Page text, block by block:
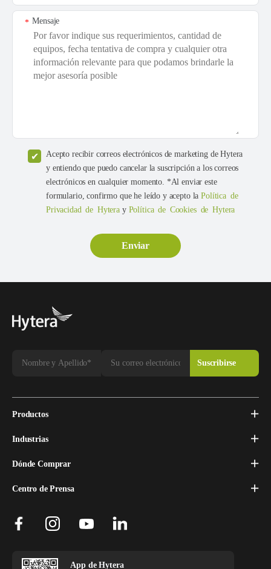
Mensaje
*
Acepto recibir correos electrónicos de marketing de Hytera
y entiendo que puedo cancelar la suscripción a los correos
electrónicos en cualquier momento. *Al enviar este
formulario, confirmo que he leído y acepto laPolítica de
Privacidad de Hytera y Política de Cookies de Hytera
Productos
Industrias
Dónde Comprar
Centro de Prensa
App de Hytera